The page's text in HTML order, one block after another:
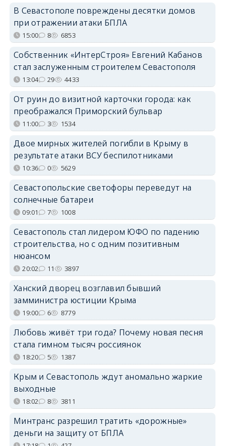
В Севастополе повреждены десятки домов
при отражении атаки БПЛА
15:00 8 6853
Собственник «ИнтерСтроя» Евгений Кабанов
стал заслуженным строителем Севастополя
13:04 29 4433
От руин до визитной карточки города: как
преображался Приморский бульвар
11:00 3 1534
Двое мирных жителей погибли в Крыму в
результате атаки ВСУ беспилотниками
10:36 0 5629
Севастопольские светофоры переведут на
солнечные батареи
09:01 7 1008
Севастополь стал лидером ЮФО по падению
строительства, но с одним позитивным
нюансом
20:02 11 3897
Ханский дворец возглавил бывший
замминистра юстиции Крыма
19:00 6 8779
Любовь живёт три года? Почему новая песня
стала гимном тысяч россиянок
18:20 5 1387
Крым и Севастополь ждут аномально жаркие
выходные
18:02 8 3811
Минтранс разрешил тратить «дорожные»
деньги на защиту от БПЛА